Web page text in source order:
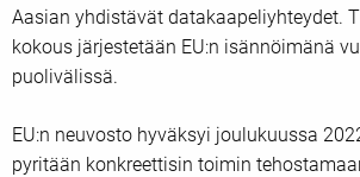
Aasian yhdistävät datakaapeliyhteydet.
kokous järjestetään EU:n isännöimänä
puolivälissä.
EU:n neuvosto hyväksyi joulukuussa
pyritään konkreettisin toimin